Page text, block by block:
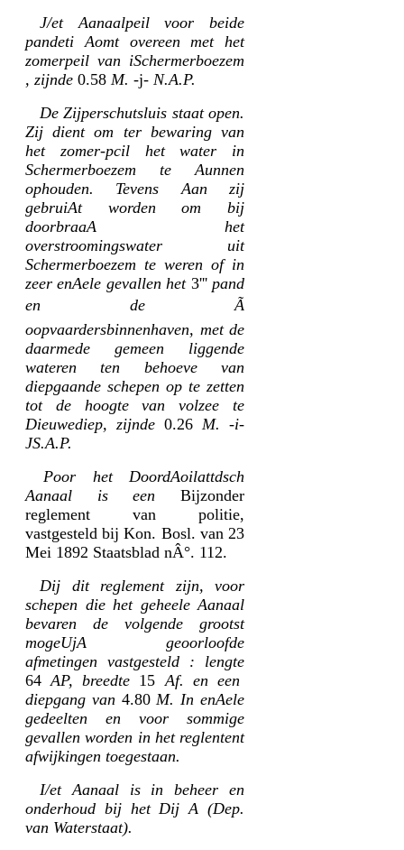
J/et Aanaalpeil voor beide
pandeti Aomt overeen met het
zomerpeil van iSchermerboezem
, zijnde 0.58 M. -j- N.A.P.
De Zijperschutsluis staat open.
Zij dient om ter bewaring van
het zomer-pcil het water in
Schermerboezem te Aunnen
ophouden. Tevens Aan zij
gebruiAt worden om bij
doorbraaA het
overstroomingswater uit
Schermerboezem te weren of in
zeer enAele gevallen het3''' pand
en de Ã
oopvaardersbinnenhaven, met de
daarmede gemeen liggende
wateren ten behoeve van
diepgaande schepen op te zetten
tot de hoogte van volzee te
Dieuwediep, zijnde 0.26 M. -i-
JS.A.P.
Poor het DoordAoilattdsch
Aanaal is een Bijzonder
reglement van politie,
vastgesteld bij Kon. Bosl. van 23
Mei 1892 Staatsblad nÂ°. 112.
Dij dit reglement zijn, voor
schepen die het geheele Aanaal
bevaren de volgende grootst
mogeUjA geoorloofde
afmetingen vastgesteld : lengte
64AP, breedte 15 Af. en een
diepgang van 4.80 M. In enAele
gedeelten en voor sommige
gevallen worden in het reglentent
afwijkingen toegestaan.
I/et Aanaal is in beheer en
onderhoud bij het Dij A (Dep.
van Waterstaat).